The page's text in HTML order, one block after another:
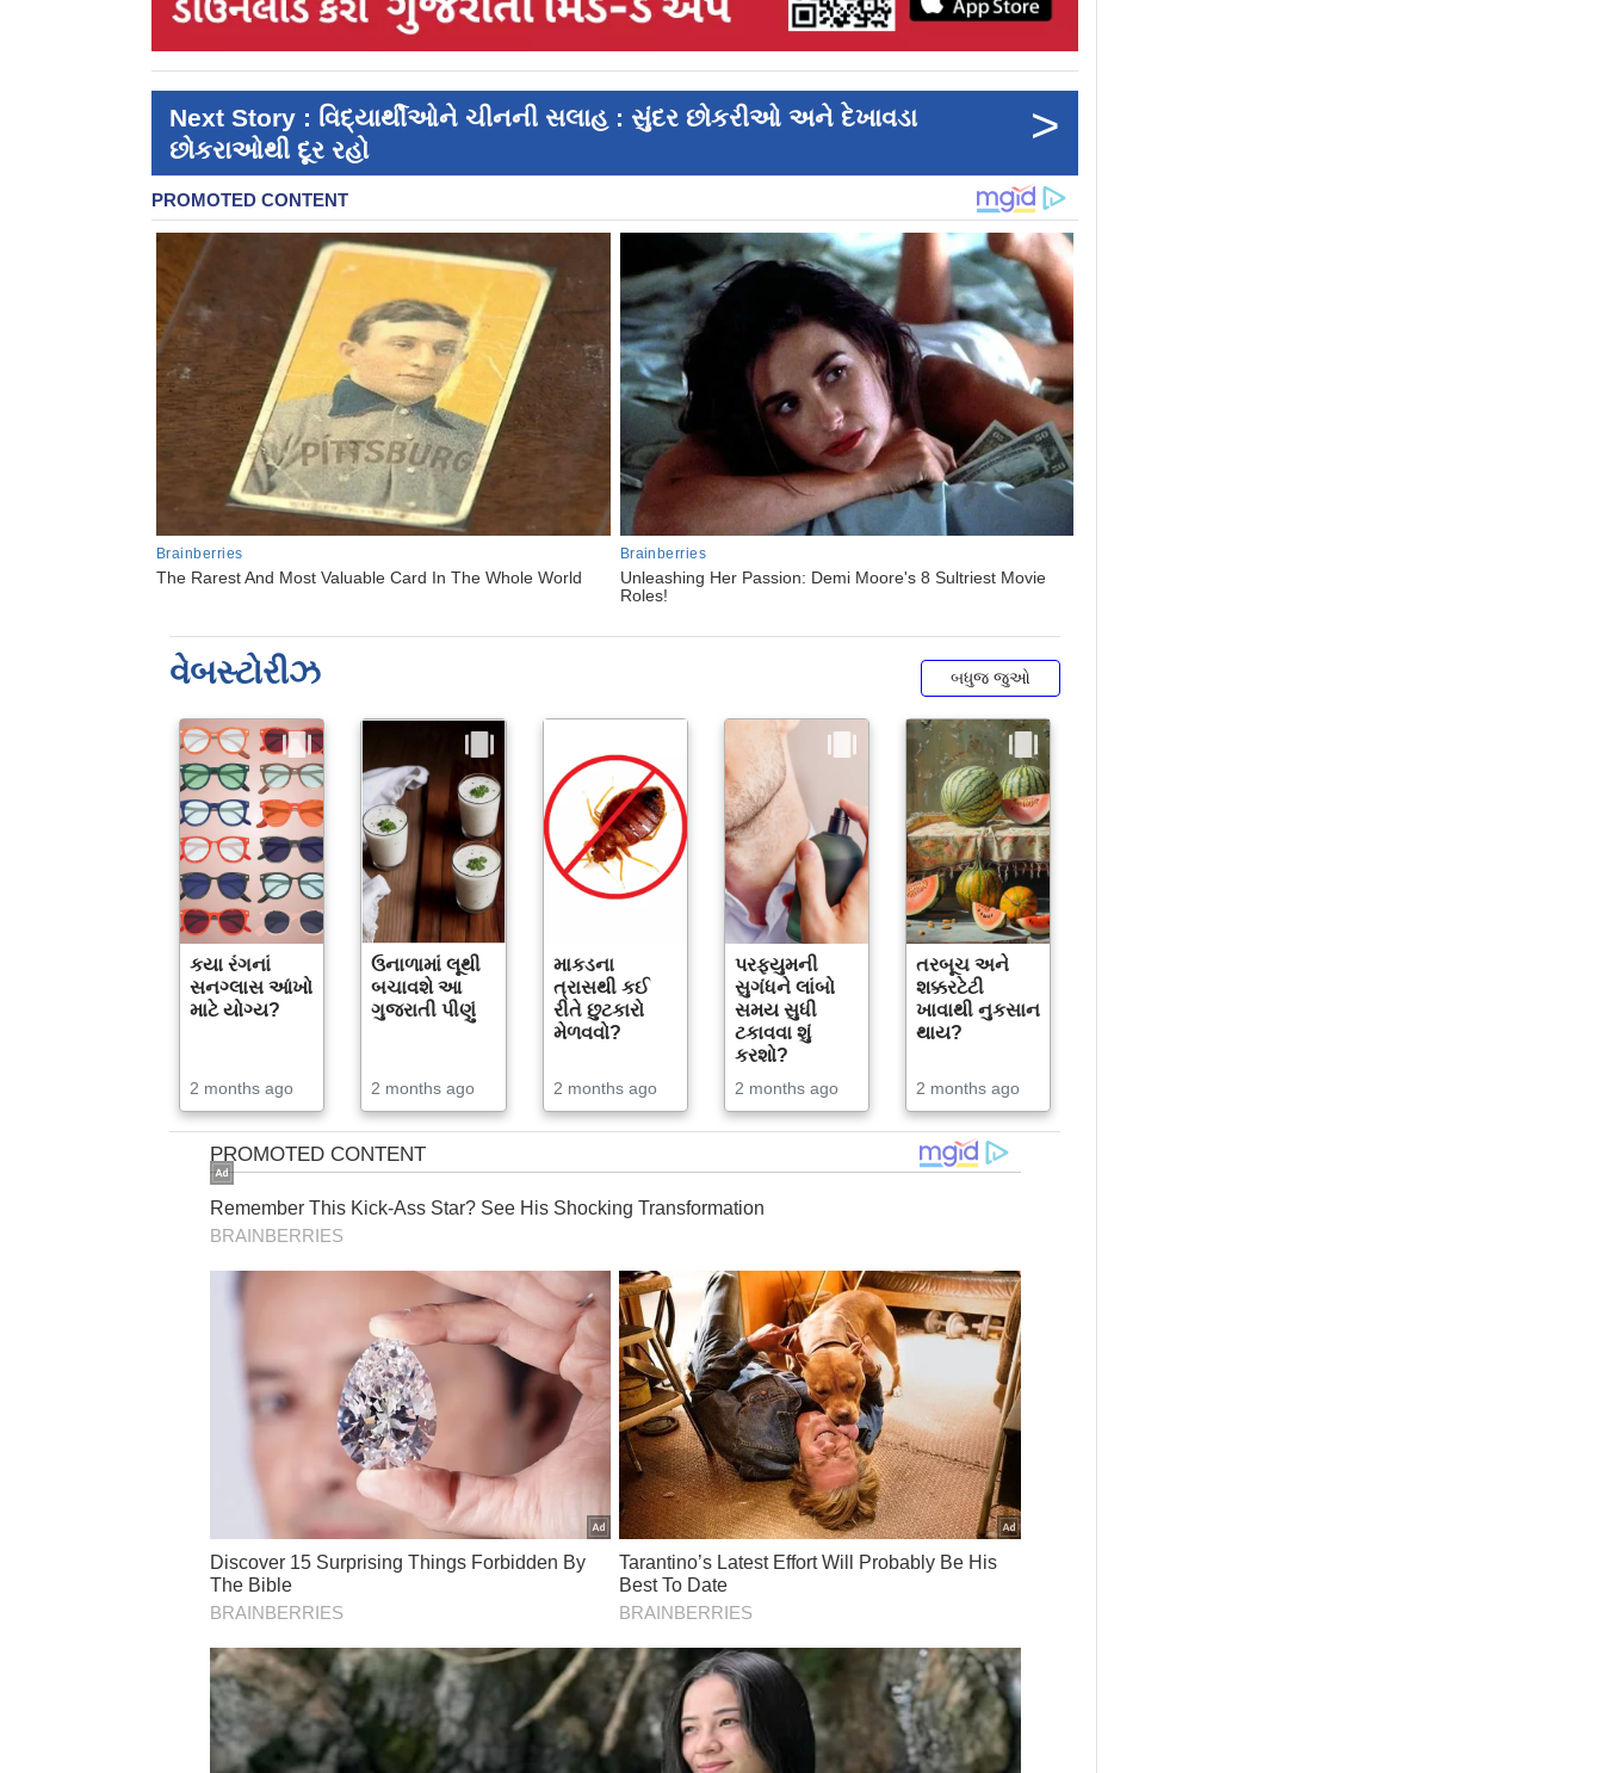
Next Story : વિદ્યાર્થીઓને ચીનની સલાહ : સુંદર છોકરીઓ અને દેખાવડા
છોકરાઓથી દૂર રહો
>
વેબસ્ટોરીઝ બધુજ જુઓ
કયા રંગનાં
સનગ્લાસ આંખો
માટે યોગ્ય?
2 months ago
ઉનાળામાં લૂથી
બચાવશે આ
ગુજરાતી પીણું
2 months ago
માકડના
ત્રાસથી કઈ
રીતે છુટકારો
મેળવવો?
2 months ago
પરફ્યુમની
સુગંધને લાંબો
સમય સુધી
ટકાવવા શું
કરશો?
2 months ago
તરબૂચ અને
શક્કરટેટી
ખાવાથી નુકસાન
થાય?
2 months ago